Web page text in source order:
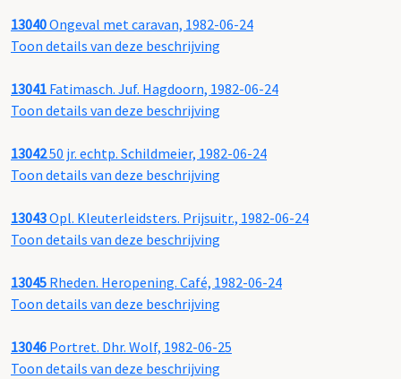
13040Ongeval met caravan, 1982-06-24
Toon details van deze beschrijving
13041 Fatimasch. Juf. Hagdoorn, 1982-06-24
Toon details van deze beschrijving
1304250 jr. echtp. Schildmeier, 1982-06-24
Toon details van deze beschrijving
13043Opl. Kleuterleidsters. Prijsuitr., 1982-06-24
Toon details van deze beschrijving
13045 Rheden. Heropening. Café, 1982-06-24
Toon details van deze beschrijving
13046 Portret. Dhr. Wolf, 1982-06-25
Toon details van deze beschrijving